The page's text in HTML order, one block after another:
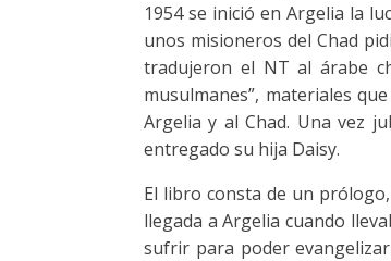
1954 se inició en Argelia la
unos misioneros del Chad
tradujeron el NT al árabe
musulmanes”, materiales
Argelia y al Chad. Una vez
entregado su hija Daisy.
El libro consta de un
llegada a Argelia cuando
sufrir para poder